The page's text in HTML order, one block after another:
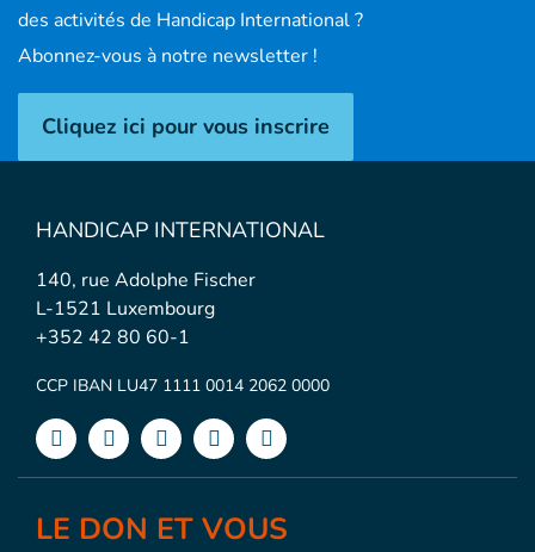
des activités de Handicap International ?
Abonnez-vous à notre newsletter !
Cliquez ici pour vous inscrire
HANDICAP INTERNATIONAL
140, rue Adolphe Fischer
L-1521 Luxembourg
+352 42 80 60-1
CCP IBAN LU47 1111 0014 2062 0000
LE DON ET VOUS